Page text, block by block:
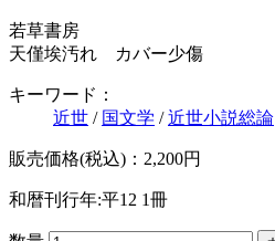
若草書房
天僅埃汚れ カバー少傷
キーワード：
近世 / 国文学 /近世小説総論
販売価格(税込)：2,200円
和暦刊行年:平12 1冊